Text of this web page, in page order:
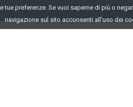
preferenze. Se vuoi saperne di più o
navigazione sul sito acconsenti all'uso dei